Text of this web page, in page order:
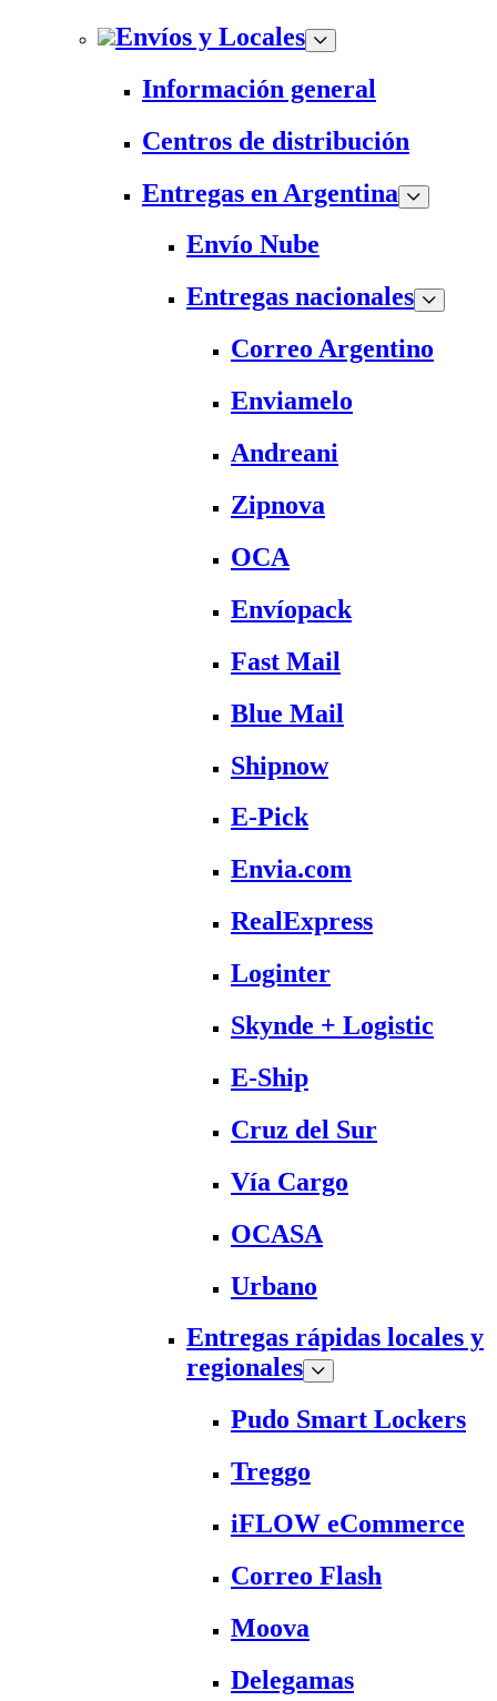
Envíos y Locales
Información general
Centros de distribución
Entregas en Argentina
Envío Nube
Entregas nacionales
Correo Argentino
Enviamelo
Andreani
Zipnova
OCA
Envíopack
Fast Mail
Blue Mail
Shipnow
E-Pick
Envia.com
RealExpress
Loginter
Skynde + Logistic
E-Ship
Cruz del Sur
Vía Cargo
OCASA
Urbano
Entregas rápidas locales y
regionales
Pudo Smart Lockers
Treggo
iFLOW eCommerce
Correo Flash
Moova
Delegamas